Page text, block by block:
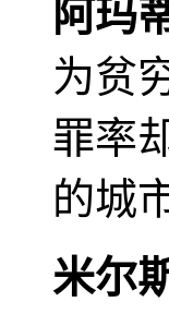
阿玛
为贫
罪率
的城
米尔